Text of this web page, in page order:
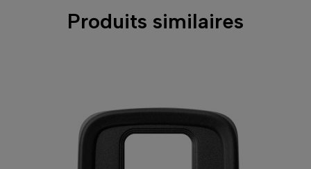
Produits similaires